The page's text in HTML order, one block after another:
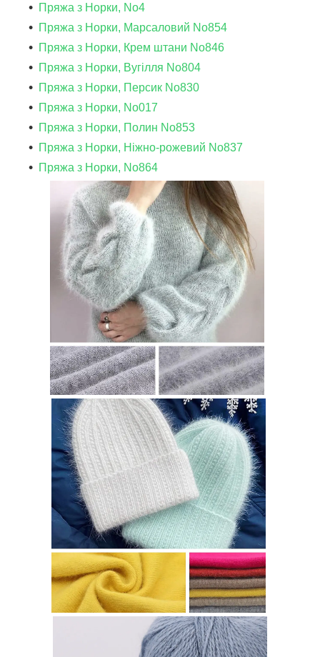
Пряжа з Норки, No4
Пряжа з Норки, Марсаловий No854
Пряжа з Норки, Крем штани No846
Пряжа з Норки, Вугілля No804
Пряжа з Норки, Персик No830
Пряжа з Норки, No017
Пряжа з Норки, Полин No853
Пряжа з Норки, Ніжно-рожевий No837
Пряжа з Норки, No864